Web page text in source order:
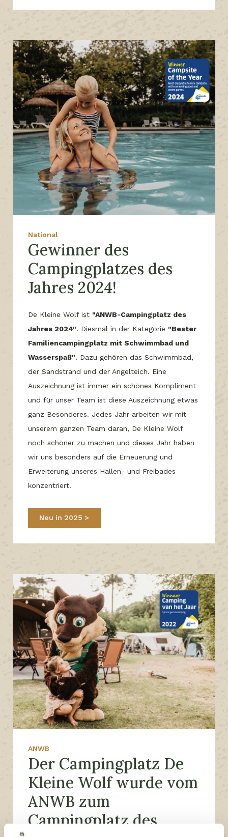
National
Gewinner des
Campingplatzes des
Jahres 2024!
De Kleine Wolf ist "ANWB-Campingplatz des
Jahres 2024". Diesmal in der Kategorie "Bester
Familiencampingplatz mit Schwimmbad und
Wasserspaß". Dazu gehören das Schwimmbad,
der Sandstrand und der Angelteich. Eine
Auszeichnung ist immer ein schönes Kompliment
und für unser Team ist diese Auszeichnung etwas
ganz Besonderes. Jedes Jahr arbeiten wir mit
unserem ganzen Team daran, De Kleine Wolf
noch schöner zu machen und dieses Jahr haben
wir uns besonders auf die Erneuerung und
Erweiterung unseres Hallen- und Freibades
konzentriert.
Neu in 2025
ANWB
Der Campingplatz De
Kleine Wolf wurde vom
ANWB zum
Campingplatz des